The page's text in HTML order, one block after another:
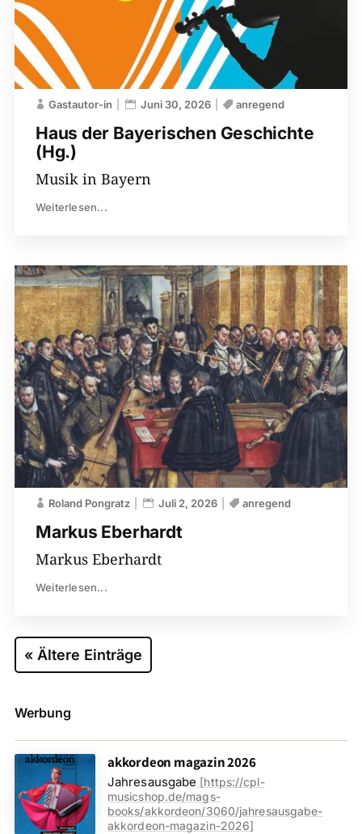
Haus der Bayerischen ­Geschichte
(Hg.)
Gastautor-in Juni 30, 2026 anregend
Musik in Bayern
Weiterlesen...
Markus Eberhardt
Roland Pongratz Juli 2, 2026 anregend
Markus Eberhardt
Weiterlesen...
« Ältere Einträge
Werbung
akkordeon magazin 2026
Jahresausgabe [https://cpl-
musicshop.de/mags-
books/akkordeon/3060/jahresausgabe-
akkordeon-magazin-2026]